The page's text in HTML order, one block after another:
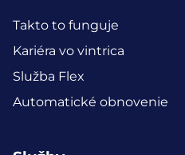
Takto to funguje
Kariéra vo vintrica
Služba Flex
Automatické obnovenie